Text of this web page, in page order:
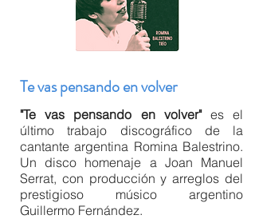
Te vas pensando en volver
"Te vas pensando en volver"es el
último trabajo discográfico de la
cantante argentina Romina Balestrino.
Un disco homenaje a Joan Manuel
Serrat, con producción y arreglos del
prestigioso músico argentino
Guillermo Fernández.